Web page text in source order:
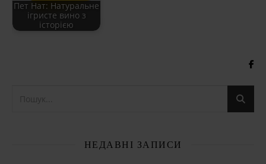
Пет Нат: Натуральне
ігристе вино з
історією
НЕДАВНІ ЗАПИСИ